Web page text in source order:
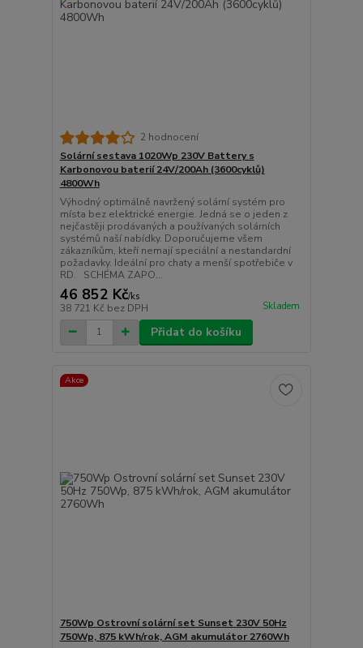
2 hodnocení
Solární sestava 1020Wp 230V Battery s
Karbonovou baterií 24V/200Ah (3600cyklů)
4800Wh
Výhodný optimálně navržený solární systém pro
místa bez elektrické energie. Jedná se o jeden z
nejčastěji prodávaných a používaných solárních
systémů naší nabídky. Doporučujeme všem
zákazníkům, kteří nemají speciální a nestandardní
požadavky. Ideální pro chaty a menší spotřebiče v
RD. SCHÉMA ZAPO...
46 852 Kč/ks
38 721 Kč bez DPH Skladem
Přidat do košíku
Akce
750Wp Ostrovní solární set Sunset 230V 50Hz
750Wp, 875 kWh/rok, AGM akumulátor 2760Wh